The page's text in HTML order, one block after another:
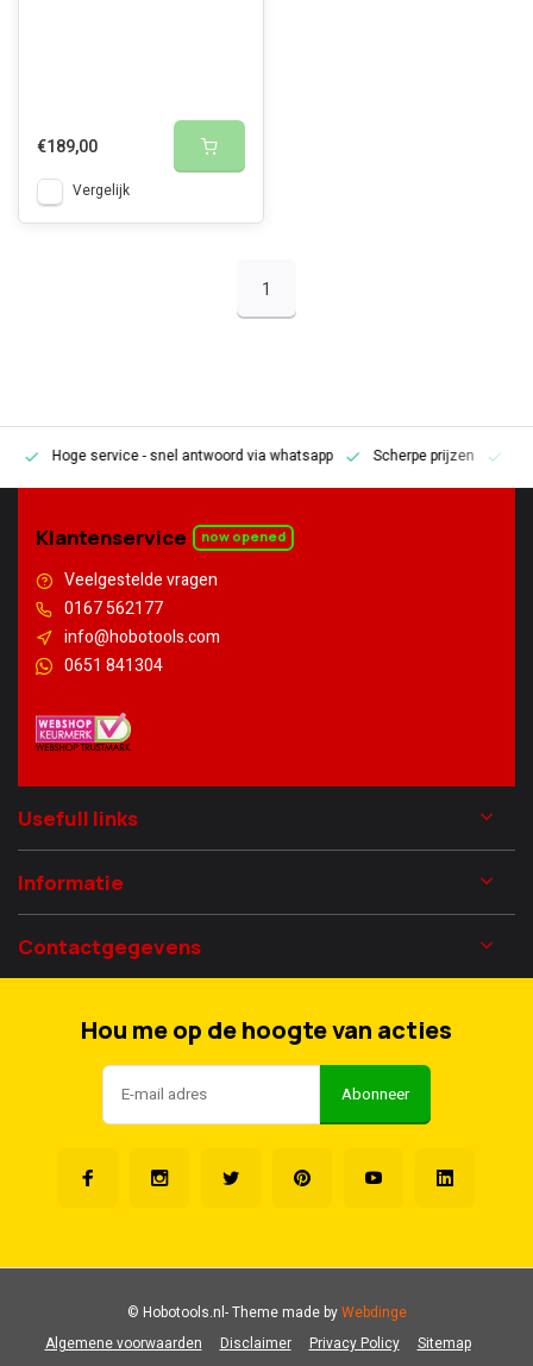
€189,00
Vergelijk
1
Hoge service- snel antwoord via whatsapp Scherpe prijzen
Klantenservice now opened
Veelgestelde vragen
0167 562177
info@hobotools.com
0651 841304
Usefull links
Informatie
Contactgegevens
Hou me op de hoogte van acties
Abonneer
Algemene voorwaarden Disclaimer Privacy Policy Sitemap
© Hobotools.nl- Theme made byWebdinge